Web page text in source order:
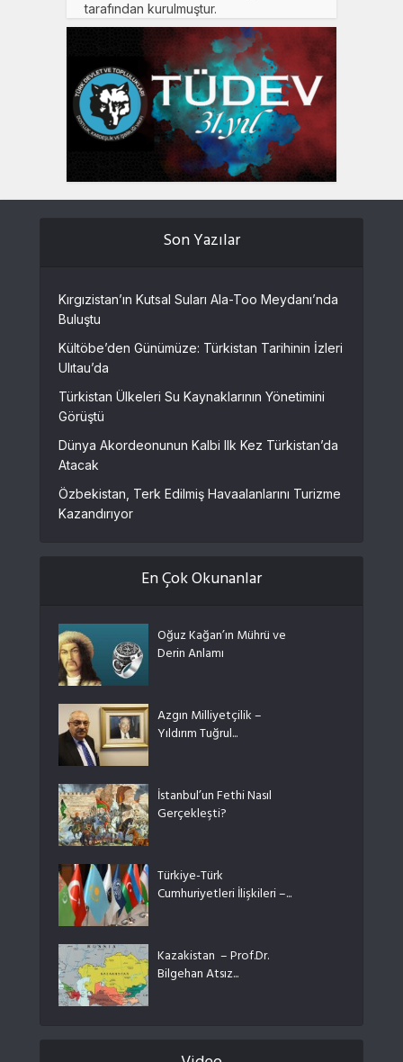
tarafından kurulmuştur.
Son Yazılar
Kırgızistan’ın Kutsal Suları Ala-Too Meydanı’nda
Buluştu
Kültöbe’den Günümüze: Türkistan Tarihinin İzleri
Ulıtau’da
Türkistan Ülkeleri Su Kaynaklarının Yönetimini
Görüştü
Dünya Akordeonunun Kalbi Ilk Kez Türkistan’da
Atacak
Özbekistan, Terk Edilmiş Havaalanlarını Turizme
Kazandırıyor
En Çok Okunanlar
Oğuz Kağan’ın Mührü ve
Derin Anlamı
Azgın Milliyetçilik –
Yıldırım Tuğrul...
İstanbul’un Fethi Nasıl
Gerçekleşti?
Türkiye-Türk
Cumhuriyetleri İlişkileri –...
Kazakistan – Prof.Dr.
Bilgehan Atsız...